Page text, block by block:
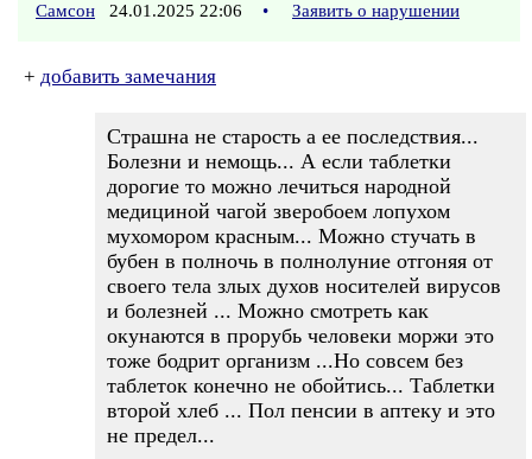
Самсон 24.01.2025 22:06 • Заявить о нарушении
+ добавить замечания
Страшна не старость а ее последствия...
Болезни и немощь... А если таблетки
дорогие то можно лечиться народной
медициной чагой зверобоем лопухом
мухомором красным... Можно стучать в
бубен в полночь в полнолуние отгоняя от
своего тела злых духов носителей вирусов
и болезней ... Можно смотреть как
окунаются в прорубь человеки моржи это
тоже бодрит организм ...Но совсем без
таблеток конечно не обойтись... Таблетки
второй хлеб ... Пол пенсии в аптеку и это
не предел...